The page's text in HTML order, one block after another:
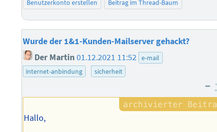
Benutzerkonto erstellen
Beitrag im Thread-Baum
Wurde der 1&1-Kunden-Mailserver gehackt?
Der Martin01.12.2021 11:52 e-mail
internet-anbindung
sicherheit
–
Hallo,